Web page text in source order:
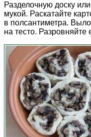
Разделочную доску
мукой. Раскатайте
в полсантиметра.
на тесто. Разровняйте